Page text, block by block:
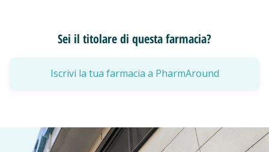
Sei il titolare di questa farmacia?
Iscrivi la tua farmacia a PharmAround